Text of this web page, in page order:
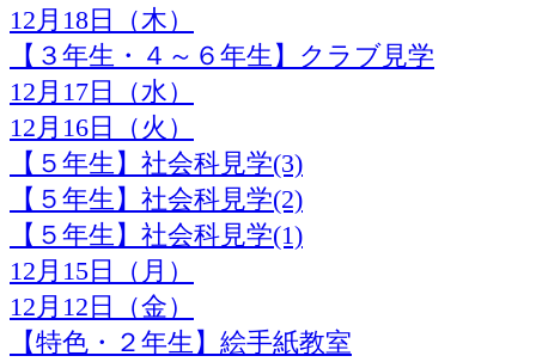
12月18日（木）
【３年生・４～６年生】クラブ見学
12月17日（水）
12月16日（火）
【５年生】社会科見学(3)
【５年生】社会科見学(2)
【５年生】社会科見学(1)
12月15日（月）
12月12日（金）
【特色・２年生】絵手紙教室